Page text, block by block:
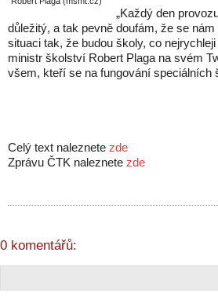
„Každý den
důležitý, a tak pevně doufám, že se
situaci tak, že budou školy, co
ministr školství Robert Plaga na svém
všem, kteří se na fungování speciálních
Celý text naleznete zde
Zprávu ČTK naleznete zde
0 komentářů: